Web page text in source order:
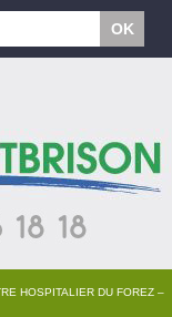
HOSPITALIER DU FOREZ –